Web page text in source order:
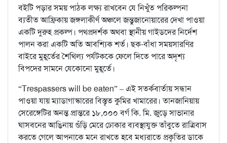
বইটি পড়ার সময় পাঠক লক্ষ্য রাখবেন যে নিখুঁত পরিকল্পনা
ব্যতীত আফ্রিকায় জঙ্গলাকীর্ণ অঞ্চলে জন্তুজানোয়ারের দেখা পাওয়া
একটি দুরুহ প্রকল্প। পথপ্রদর্শক অথবা স্থানীয় গাইডদের নির্দেশ
পালন করা একটি অতি আবশ্যিক শর্ত। ছক-বাঁধা সময়সারণির
বাইরে মুহূর্তের শৈথিল্য পর্যটককে ফেলে দিতে পারে অদৃশ্য
বিপদের সামনে যেকোনো মুহূর্তে।
“Trespassers will be eaten” – এই সতর্কবার্তায় সন্ধান
পাওয়া যায় ম্যাডাগাস্কারের বিস্তৃত কুমির খামারের। তানজানিয়ায়
সেরেঙ্গেটির অনন্ত প্রান্তরে ১৮,০০০ বর্গ কি. মি. জুড়ে সাভানার
ঘাসবনের আঙিনায় গুঁড়ি মেরে ঢোকার ব্যবস্থাযুক্ত তাঁবুতে রাত্রিবাস
করতে গেলে আপনাকে মনে রাখতে হবে মধ্যরাতে প্রকৃতির ডাকে